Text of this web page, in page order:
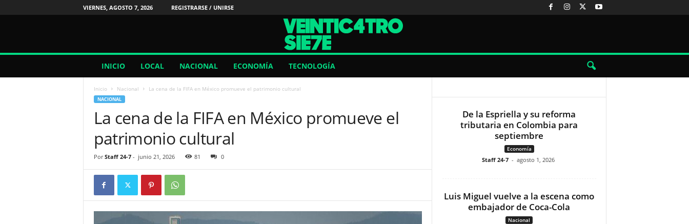
VIERNES, AGOSTO 7, 2026 REGISTRARSE / UNIRSE
/
INICIO LOCAL NACIONAL ECONOMÍA TECNOLOGÍA
Inicio Nacional La cena de la FIFA en México promueve el patrimonio cultural
NACIONAL
La cena de la FIFA en México promueve el
patrimonio cultural
Por Staff 24-7- junio 21, 2026 81 0
De la Espriella y su reforma
tributaria en Colombia para
septiembre
Economía
Staff 24-7 - agosto 1, 2026
Luis Miguel vuelve a la escena como
embajador de Coca-Cola
Nacional